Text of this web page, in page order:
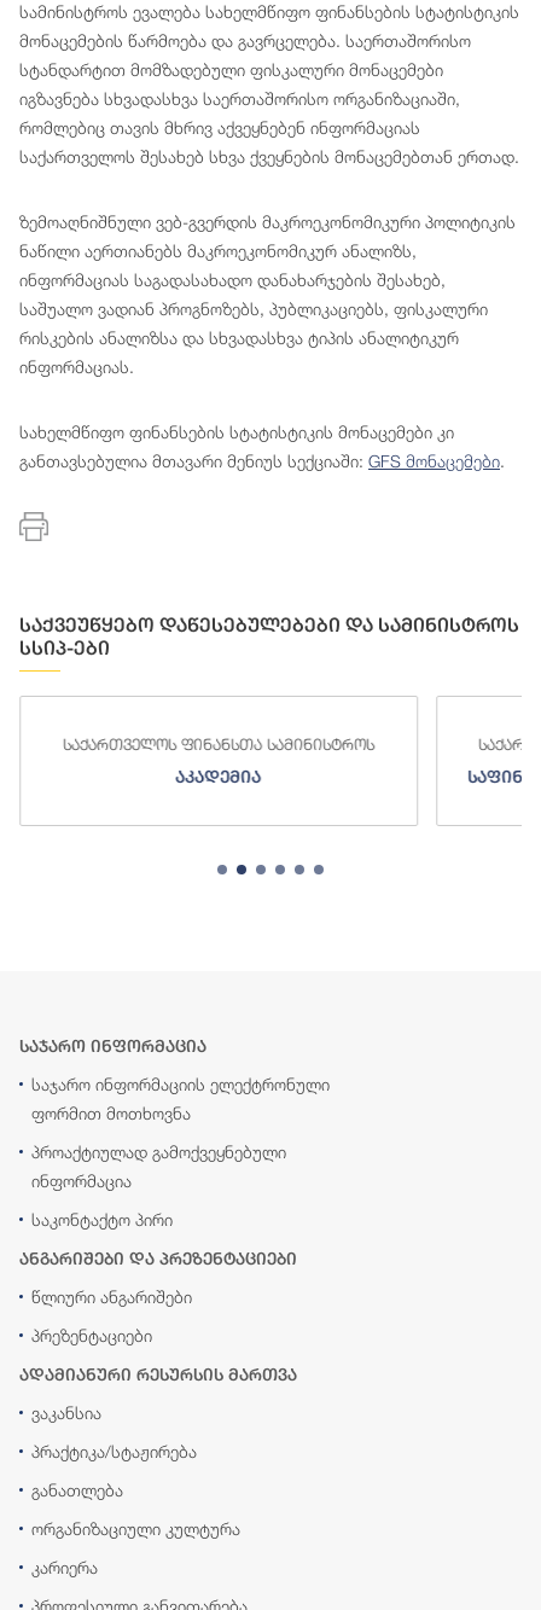
სამინისტროს ევალება სახელმწიფო ფინანსების სტატისტიკის
მონაცემების წარმოება და გავრცელება. საერთაშორისო
სტანდარტით მომზადებული ფისკალური მონაცემები
იგზავნება სხვადასხვა საერთაშორისო ორგანიზაციაში,
რომლებიც თავის მხრივ აქვეყნებენ ინფორმაციას
საქართველოს შესახებ სხვა ქვეყნების მონაცემებთან ერთად.
ზემოაღნიშნული ვებ-გვერდის მაკროეკონომიკური პოლიტიკის
ნაწილი აერთიანებს მაკროეკონომიკურ ანალიზს,
ინფორმაციას საგადასახადო დანახარჯების შესახებ,
საშუალო ვადიან პროგნოზებს, პუბლიკაციებს, ფისკალური
რისკების ანალიზსა და სხვადასხვა ტიპის ანალიტიკურ
ინფორმაციას.
სახელმწიფო ფინანსების სტატისტიკის მონაცემები კი
განთავსებულია მთავარი მენიუს სექციაში: GFS მონაცემები.
საქვეუწყებო დაწესებულებები და სამინისტროს
სსიპ-ები
საქართველოს ფინანსთა სამინისტროს
აკადემია
საჯარო ინფორმაცია
საჯარო ინფორმაციის ელექტრონული
ფორმით მოთხოვნა
პროაქტიულად გამოქვეყნებული
ინფორმაცია
საკონტაქტო პირი
ანგარიშები და პრეზენტაციები
წლიური ანგარიშები
პრეზენტაციები
ადამიანური რესურსის მართვა
ვაკანსია
პრაქტიკა/სტაჟირება
განათლება
ორგანიზაციული კულტურა
კარიერა